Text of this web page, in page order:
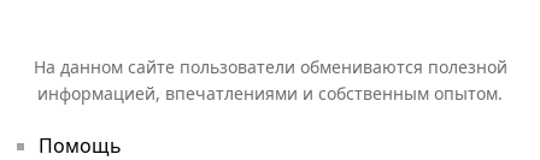
На данном сайте пользователи обмениваются полезной
информацией, впечатлениями и собственным опытом.
Помощь